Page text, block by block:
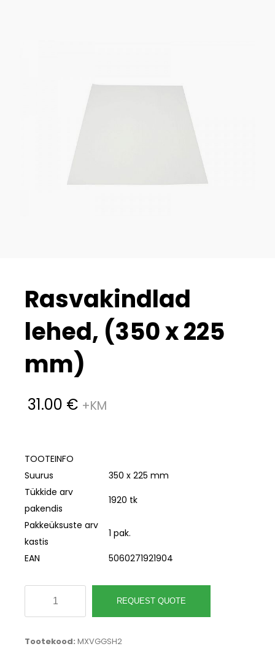
Rasvakindlad
lehed, (350 x 225
mm)
31.00 €
TOOTEINFO
Suurus
350 x 225 mm
Tükkide arv
pakendis
1920 tk
Pakkeüksuste arv
kastis
1 pak.
EAN 5060271921904
x
REQUEST QUOTE
Tootekood: MXVGGSH2